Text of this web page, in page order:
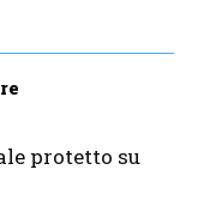
protetto su